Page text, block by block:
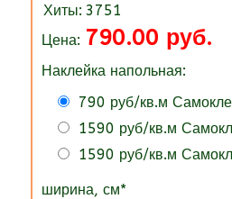
Хиты: 3751
Цена: 790.00 руб.
Наклейка напольная:
790 руб/кв.м
1590 руб/кв.м
1590 руб/кв.м
ширина, см*